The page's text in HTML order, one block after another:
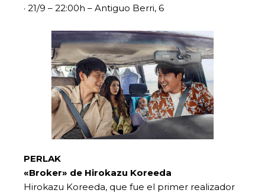
· 21/9 – 22:00h – Antiguo Berri, 6
PERLAK
«Broker» de Hirokazu Koreeda
Hirokazu Koreeda, que fue el primer realizador